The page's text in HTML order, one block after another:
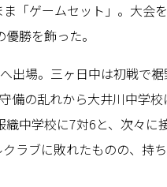
「ゲームセット」。大会
勝を飾った。
出場。三ヶ日中は初戦で
備の乱れから大井川中学
中学校に7対6と、次々に
ラブに敗れたものの、持